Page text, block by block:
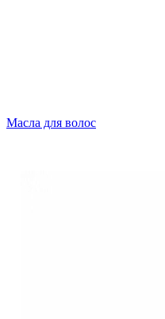
Масла для волос